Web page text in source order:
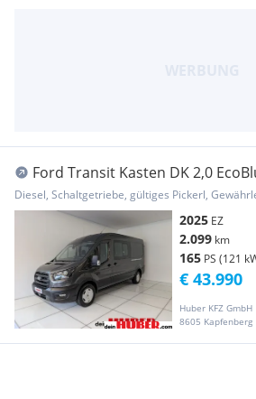
Ford Transit Kasten DK 2,0
350 Trend Transporter /
Diesel, Schaltgetriebe, gültiges Pickerl,
2025 EZ
2.099 km
165 PS (121
Huber KFZ GmbH
8605 Kapfenberg
€ 43.990